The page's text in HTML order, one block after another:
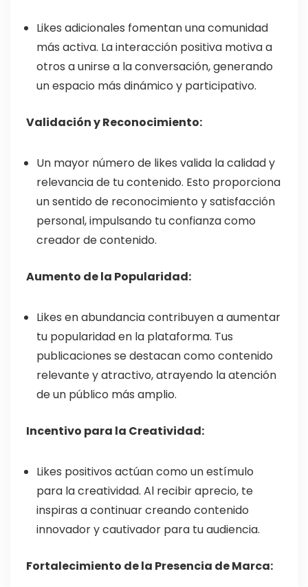
Likes adicionales fomentan una comunidad
más activa. La interacción positiva motiva a
otros a unirse a la conversación, generando
un espacio más dinámico y participativo.
Validación y Reconocimiento:
Un mayor número de likes valida la calidad y
relevancia de tu contenido. Esto proporciona
un sentido de reconocimiento y satisfacción
personal, impulsando tu confianza como
creador de contenido.
Aumento de la Popularidad:
Likes en abundancia contribuyen a aumentar
tu popularidad en la plataforma. Tus
publicaciones se destacan como contenido
relevante y atractivo, atrayendo la atención
de un público más amplio.
Incentivo para la Creatividad:
Likes positivos actúan como un estímulo
para la creatividad. Al recibir aprecio, te
inspiras a continuar creando contenido
innovador y cautivador para tu audiencia.
Fortalecimiento de la Presencia de Marca: